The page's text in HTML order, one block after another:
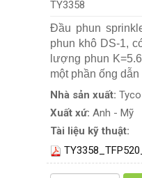
TY3358
Đầu phun
phun khô DS-1,
lượng phun
một phần ống
Nhà sản xuất: Tyco
Xuất xứ: Anh - Mỹ
Tài liệu kỹ thuật: